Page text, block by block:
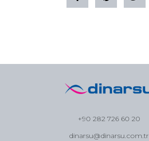
+90 282 726 60 20
dinarsu@dinarsu.com.tr